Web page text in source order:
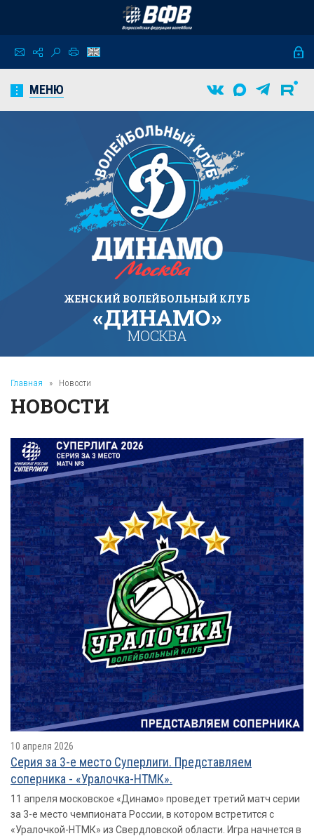
МЕНЮ
ЖЕНСКИЙ ВОЛЕЙБОЛЬНЫЙ КЛУБ
«ДИНАМО»
МОСКВА
Главная » Новости
НОВОСТИ
10 апреля 2026
Серия за 3-е место Суперлиги. Представляем
соперника - «Уралочка-НТМК».
11 апреля московское «Динамо» проведет третий матч серии
за 3-е место чемпионата России, в котором встретится с
«Уралочкой-НТМК» из Свердловской области. Игра начнется в